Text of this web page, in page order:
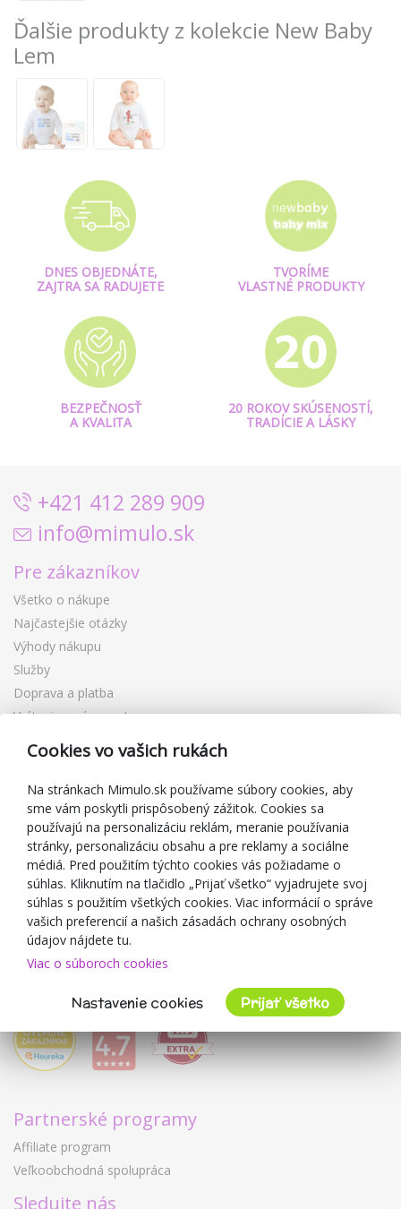
Ďalšie produkty z kolekcie New Baby
Lem
DNES OBJEDNÁTE,
ZAJTRA SA RADUJETE
TVORÍME
VLASTNÉ PRODUKTY
BEZPEČNOSŤ
A KVALITA
20 ROKOV SKÚSENOSTÍ,
TRADÍCIE A LÁSKY
+421 412 289 909
info@mimulo.sk
Pre zákazníkov
Všetko o nákupe
Najčastejšie otázky
Výhody nákupu
Služby
Doprava a platba
Vrátenie a výmena tovaru
Reklamácia
Darčekové poukážky
Zľavové kupóny
Blog
O predajcovi
Mimulo.sk
Obchodné podmienky
Ochrana osobných údajov GDPR
Kontakty
Spolupracujeme
Partnerské programy
Affiliate program
Veľkoobchodná spolupráca
Sledujte nás
Cookies vo vašich rukách
Na stránkach Mimulo.sk používame súbory cookies, aby
sme vám poskytli prispôsobený zážitok. Cookies sa
používajú na personalizáciu reklám, meranie používania
stránky, personalizáciu obsahu a pre reklamy a sociálne
médiá. Pred použitím týchto cookies vás požiadame o
súhlas. Kliknutím na tlačidlo „Prijať všetko“ vyjadrujete svoj
súhlas s použitím všetkých cookies. Viac informácií o správe
vašich preferencií a našich zásadách ochrany osobných
údajov nájdete tu.
Viac o súboroch cookies
Nastavenie cookies Prijať všetko